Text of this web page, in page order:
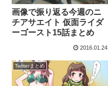
画像で振り返る今週のニ
チアサエイト 仮面ライダ
ーゴースト15話まとめ
2016.01.24
Twitterまとめ